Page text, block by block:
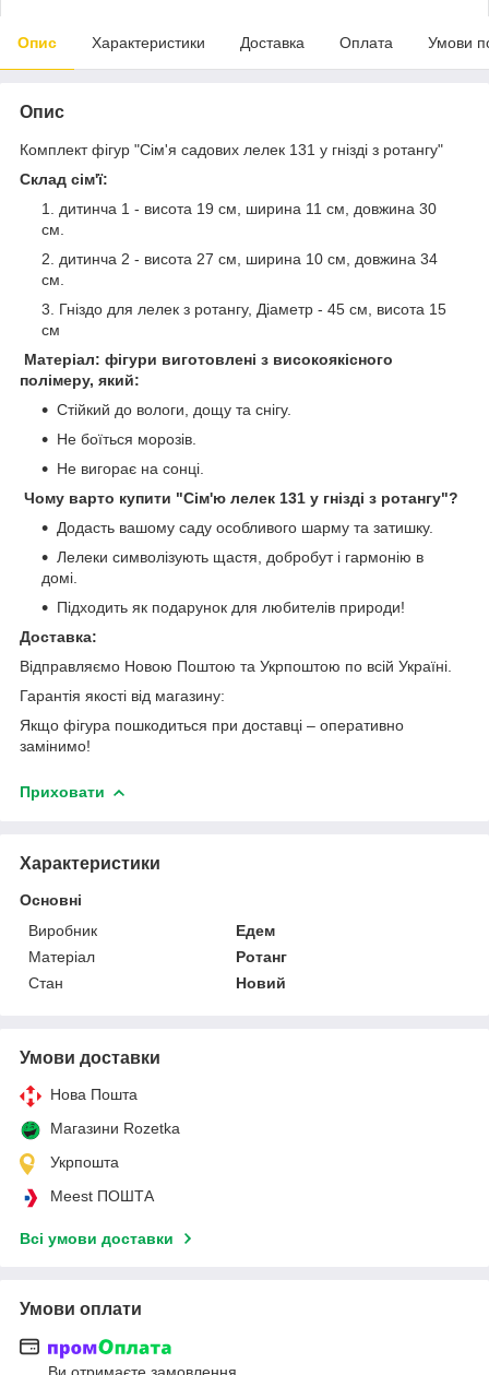
Опис Характеристики Доставка Оплата Умови
Опис
Комплект фігур "Сім'я садових лелек 131 у гнізді з ротангу"
Склад сім'ї:
дитинча 1 - висота 19 см, ширина 11 см, довжина 30
см.
дитинча 2 - висота 27 см, ширина 10 см, довжина 34
см.
Гніздо для лелек з ротангу, Діаметр - 45 см, висота 15
см
Матеріал: фігури виготовлені з високоякісного
полімеру, який:
Стійкий до вологи, дощу та снігу.
Не боїться морозів.
Не вигорає на сонці.
Чому варто купити "Сім'ю лелек 131 у гнізді з ротангу"?
Додасть вашому саду особливого шарму та затишку.
Лелеки символізують щастя, добробут і гармонію в
домі.
Підходить як подарунок для любителів природи!
Доставка:
Відправляємо Новою Поштою та Укрпоштою по всій Україні.
Гарантія якості від магазину:
Якщо фігура пошкодиться при доставці – оперативно
замінимо!
Приховати
Характеристики
Основні
Виробник
Едем
Матеріал
Ротанг
Стан
Новий
Умови доставки
Нова Пошта
Магазини Rozetka
Укрпошта
Meest ПОШТА
Всі умови доставки
Умови оплати